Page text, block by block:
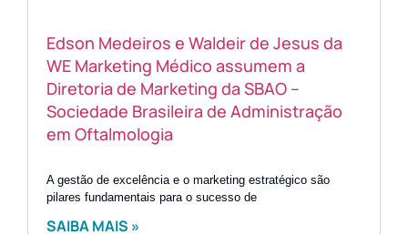
Edson Medeiros e Waldeir de Jesus da
WE Marketing Médico assumem a
Diretoria de Marketing da SBAO –
Sociedade Brasileira de Administração
em Oftalmologia
A gestão de excelência e o marketing estratégico são
pilares fundamentais para o sucesso de
SAIBA MAIS »